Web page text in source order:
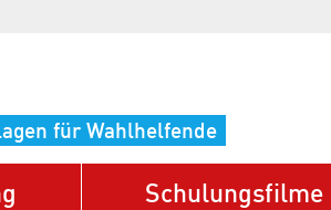
für Wahlhelfende
Schulungsfilme